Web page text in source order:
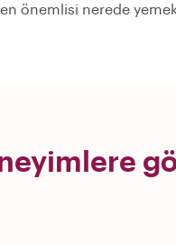
önemlisi nerede